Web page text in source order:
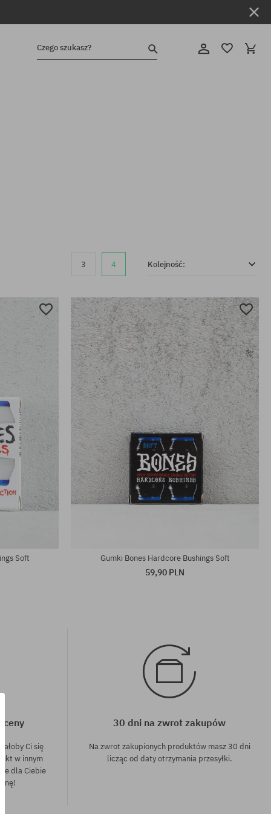
Czego szukasz?
3 4 Kolejność:
Soft Gumki Bones Hardcore Bushings Soft
59,90 PLN
ceny
Ci się
w innym
dla Ciebie
30 dni na zwrot zakupów
Na zwrot zakupionych produktów masz 30 dni
licząc od daty otrzymania przesyłki.